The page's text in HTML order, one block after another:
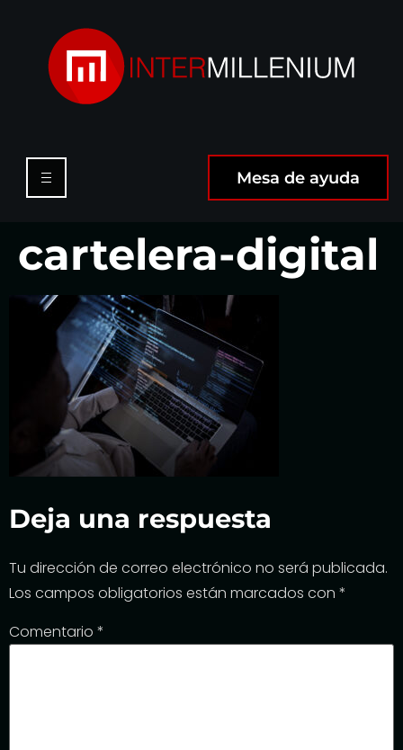
Mesa de ayuda
cartelera-digital
Deja una respuesta
Tu dirección de correo electrónico no será publicada.
Los campos obligatorios están marcados con *
Comentario *